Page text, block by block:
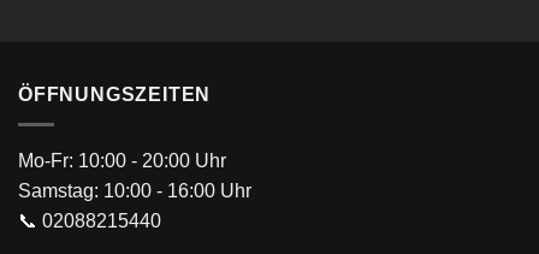
ÖFFNUNGSZEITEN
Mo-Fr: 10:00 - 20:00 Uhr
Samstag: 10:00 - 16:00 Uhr
📞 02088215440